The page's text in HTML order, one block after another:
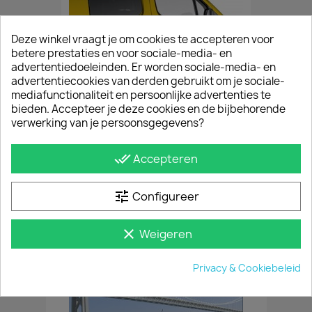
Glans Sidebars Peugeot Partner 2018+
€ 484,00incl. btw
Deze winkel vraagt je om cookies te accepteren voor
betere prestaties en voor sociale-media- en
advertentiedoeleinden. Er worden sociale-media- en
advertentiecookies van derden gebruikt om je sociale-
mediafunctionaliteit en persoonlijke advertenties te
bieden. Accepteer je deze cookies en de bijbehorende
verwerking van je persoonsgegevens?
done_allAccepteren
tune Configureer
clear Weigeren
Privacy & Cookiebeleid